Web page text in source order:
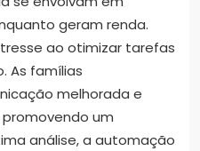
geram renda.
ao otimizar tarefas
As famílias
melhorada e
um
análise, a automação